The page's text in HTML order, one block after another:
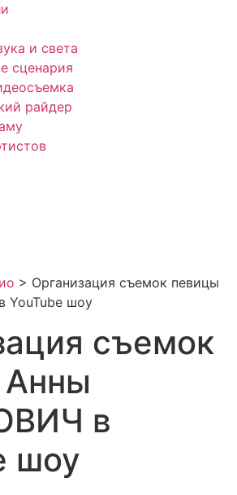
и света
сценария
райдер
> Организация съемок певицы
шоу
съемок
в
шоу